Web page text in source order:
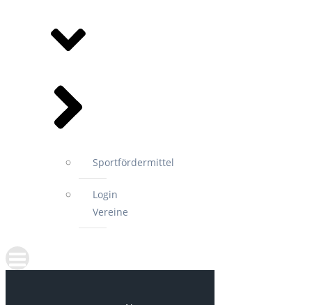
Sportfördermittel
Login
Vereine